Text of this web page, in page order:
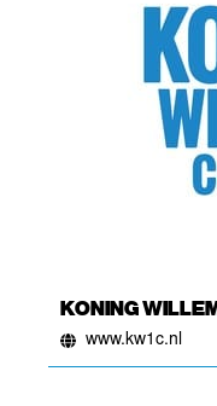
KONING
www.kw1c.nl